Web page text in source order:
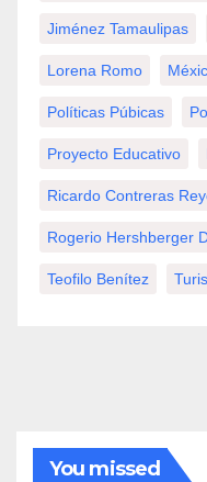
Jiménez Tamaulipas
Lorena Romo
Políticas Púbicas
Proyecto Educativo
Ricardo Contreras
Rogerio Hershberger
Teofilo Benítez
You missed